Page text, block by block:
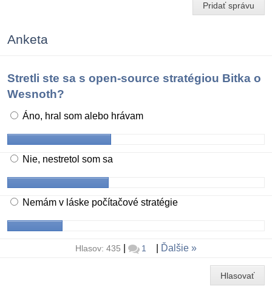
Pridať správu
Anketa
Stretli ste sa s open-source stratégiou Bitka o
Wesnoth?
Áno, hral som alebo hrávam
Nie, nestretol som sa
Nemám v láske počítačové stratégie
Hlasov: 435 1 Ďalšie
Hlasovať